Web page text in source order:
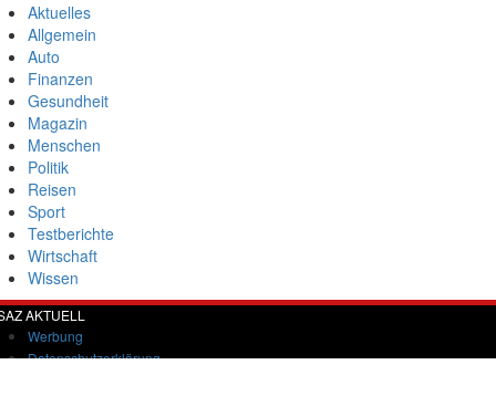
Aktuelles
Allgemein
Auto
Finanzen
Gesundheit
Magazin
Menschen
Politik
Reisen
Sport
Testberichte
Wirtschaft
Wissen
AKTUELL
Werbung
Datenschutzerklärung